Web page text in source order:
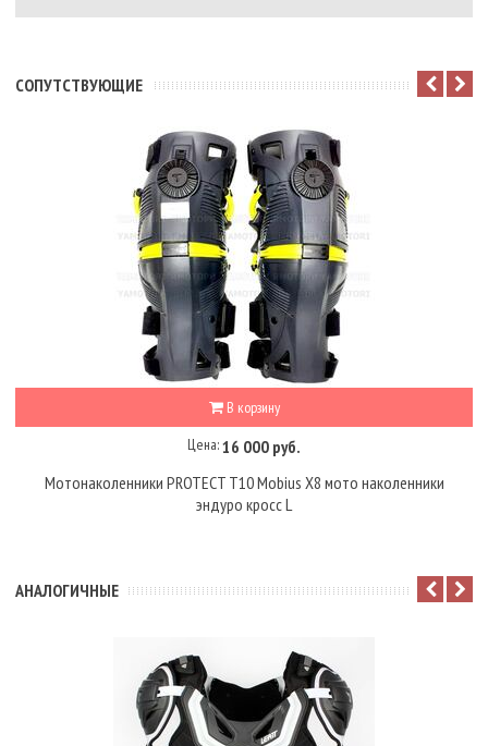
CОПУТСТВУЮЩИЕ
В корзину
Цена:16 000 руб.
Мотонаколенники PROTECT T10 Mobius X8 мото наколенники
эндуро кросс L
АНАЛОГИЧНЫЕ